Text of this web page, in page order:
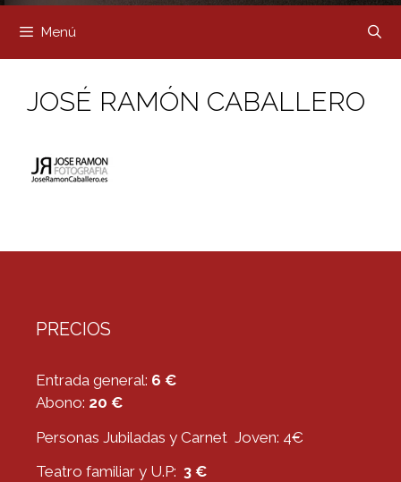
Menú
JOSÉ RAMÓN CABALLERO
PRECIOS
Entrada general: 6 €
Abono: 20 €
Personas Jubiladas y Carnet Joven: 4€
Teatro familiar y U.P: 3 €